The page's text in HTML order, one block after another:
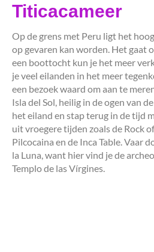
Titicacameer
Op de grens met Peru ligt het
op gevaren kan worden. Het gaat
een boottocht kun je het meer
je veel eilanden in het meer
een bezoek waard om aan te
Isla del Sol, heilig in de ogen van
het eiland en stap terug in de tijd
uit vroegere tijden zoals de Rock
Pilcocaina en de Inca Table. Vaar
la Luna, want hier vind je de
Templo de las Vírgines.